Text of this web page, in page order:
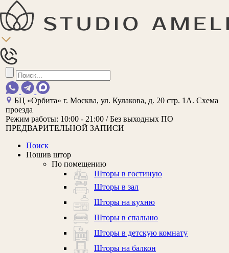
БЦ «Орбита»г. Москва, ул. Кулакова, д. 20 стр. 1А. Схема
проезда
Режим работы: 10:00 - 21:00 / Без выходных ПО
ПРЕДВАРИТЕЛЬНОЙ ЗАПИСИ
Поиск
Пошив штор
По помещению
Шторы в гостиную
Шторы в зал
Шторы на кухню
Шторы в спальню
Шторы в детскую комнату
Шторы на балкон